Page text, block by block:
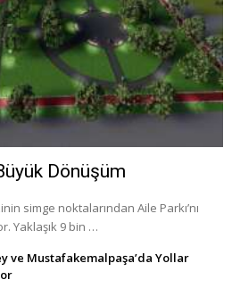
Dönüşüm
simge noktalarından Aile Parkı’nı
Yaklaşık 9 bin …
ve Mustafakemalpaşa’da Yollar